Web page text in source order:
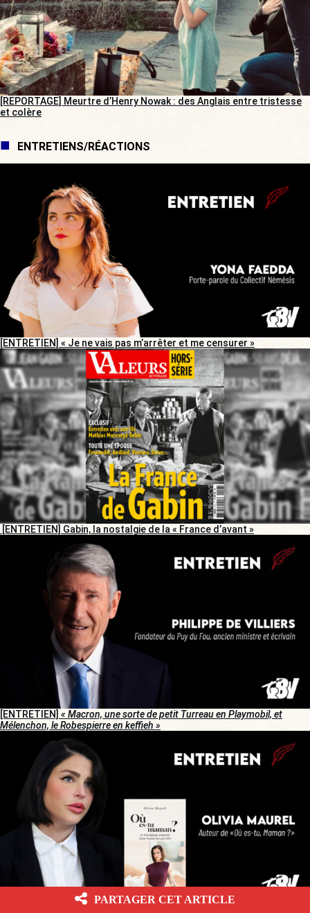
[REPORTAGE] Meurtre d’Henry Nowak : des Anglais entre tristesse
et colère
ENTRETIENS/RÉACTIONS
[ENTRETIEN] « Je ne vais pas m’arrêter et me censurer »
[ENTRETIEN] Gabin, la nostalgie de la « France d’avant »
[ENTRETIEN] « Macron, une sorte de petit Turreau en Playmobil, et
Mélenchon, le Robespierre en keffieh »
PARTAGER CET ARTICLE